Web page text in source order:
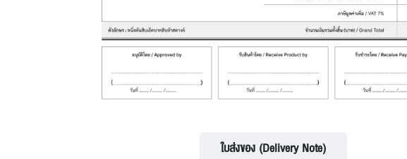
ใบส่งของ (Delivery Note)